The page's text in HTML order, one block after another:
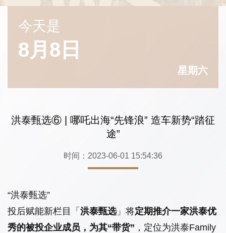
今天是
8月8日
星期六
洪泰甄选⑥ | 哪吒出海“先锋浪” 造车新势“踏征
途”
时间：2023-06-01 15:54:36
“洪泰甄选”
投后赋能新栏目「 洪泰甄选」将定期推介一家洪泰优
秀的被投企业成员，为其“带货” ，定位为洪泰Family